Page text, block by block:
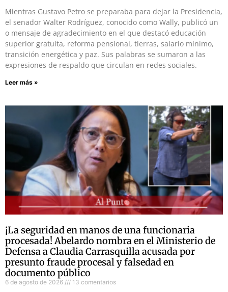
Mientras Gustavo Petro se preparaba para dejar la Presidencia,
el senador Walter Rodríguez, conocido como Wally, publicó un
o mensaje de agradecimiento en el que destacó educación
superior gratuita, reforma pensional, tierras, salario mínimo,
transición energética y paz. Sus palabras se sumaron a las
expresiones de respaldo que circulan en redes sociales.
Leer más »
¡La seguridad en manos de una funcionaria
procesada! Abelardo nombra en el Ministerio de
Defensa a Claudia Carrasquilla acusada por
presunto fraude procesal y falsedad en
documento público
6 de agosto de 2026 13 comentarios